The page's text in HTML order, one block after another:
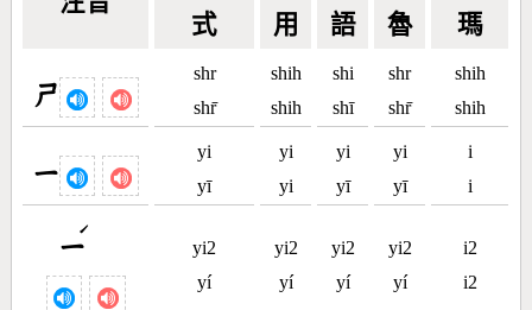
式 用 語 魯 瑪
ㄕ
shr
shr̄
shih
shih
shi
shī
shr
shr̄
shih
shih
ㄧ
yi
yī
yi
yi
yi
yī
yi
yī
i
i
ㄧ
ˊ
yi2
yí
yi2
yí
yi2
yí
yi2
yí
i2
i2